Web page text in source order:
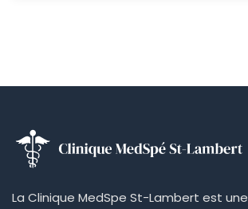
La Clinique MedSpe St-Lambert est une